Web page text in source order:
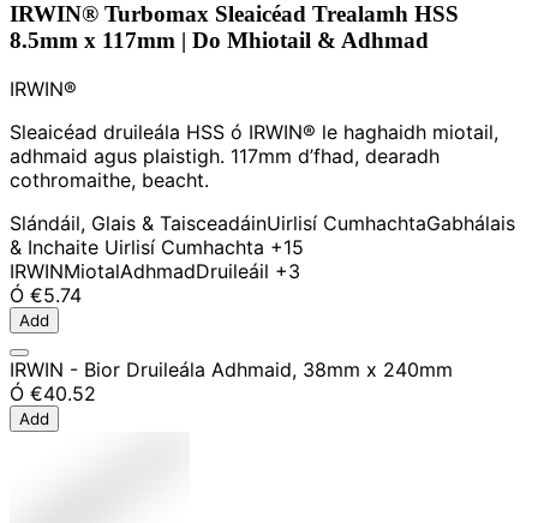
IRWIN® Turbomax Sleaicéad Trealamh HSS
8.5mm x 117mm | Do Mhiotail & Adhmad
IRWIN®
Sleaicéad druileála HSS ó IRWIN® le haghaidh miotail,
adhmaid agus plaistigh. 117mm d’fhad, dearadh
cothromaithe, beacht.
Slándáil, Glais & TaisceadáinUirlisí CumhachtaGabhálais
& Inchaite Uirlisí Cumhachta +15
IRWINMiotalAdhmadDruileáil +3
Ó €5.74
Add
IRWIN - Bior Druileála Adhmaid, 38mm x 240mm
Ó €40.52
Add